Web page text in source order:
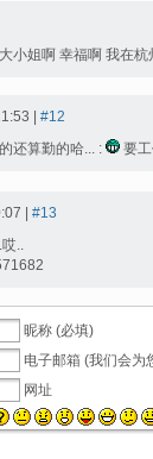
小姐啊 幸福啊 我在
| #12
还算勤的哈... :
要
| #13
..
昵称 (必填)
电子邮箱 (我们会为
网址